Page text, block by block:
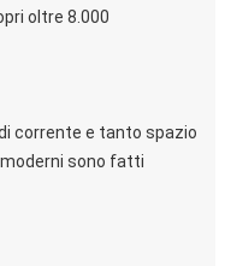
oltre 8.000
corrente e tanto spazio
sono fatti